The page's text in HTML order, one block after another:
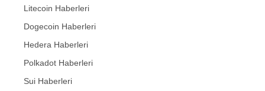
Litecoin Haberleri
Dogecoin Haberleri
Hedera Haberleri
Polkadot Haberleri
Sui Haberleri